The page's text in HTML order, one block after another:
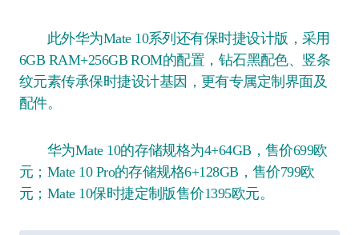
此外华为Mate 10系列还有保时捷设计版，采用
6GB RAM+256GB ROM的配置，钻石黑配色、竖条
纹元素传承保时捷设计基因，更有专属定制界面及
配件。
华为Mate 10的存储规格为4+64GB，售价699欧
元；Mate 10 Pro的存储规格6+128GB，售价799欧
元；Mate 10保时捷定制版售价1395欧元。